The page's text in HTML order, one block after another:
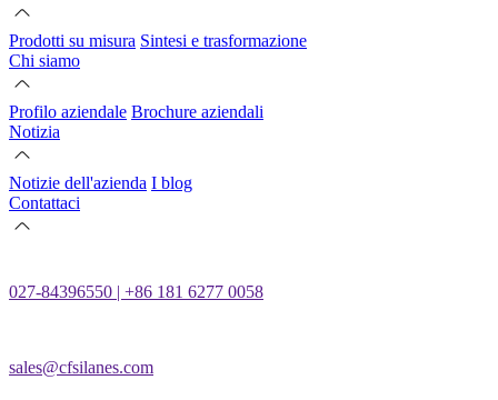
Prodotti su misura Sintesi e trasformazione
Chi siamo
Profilo aziendale Brochure aziendali
Notizia
Notizie dell'azienda I blog
Contattaci
027-84396550 | +86 181 6277 0058
sales@cfsilanes.com